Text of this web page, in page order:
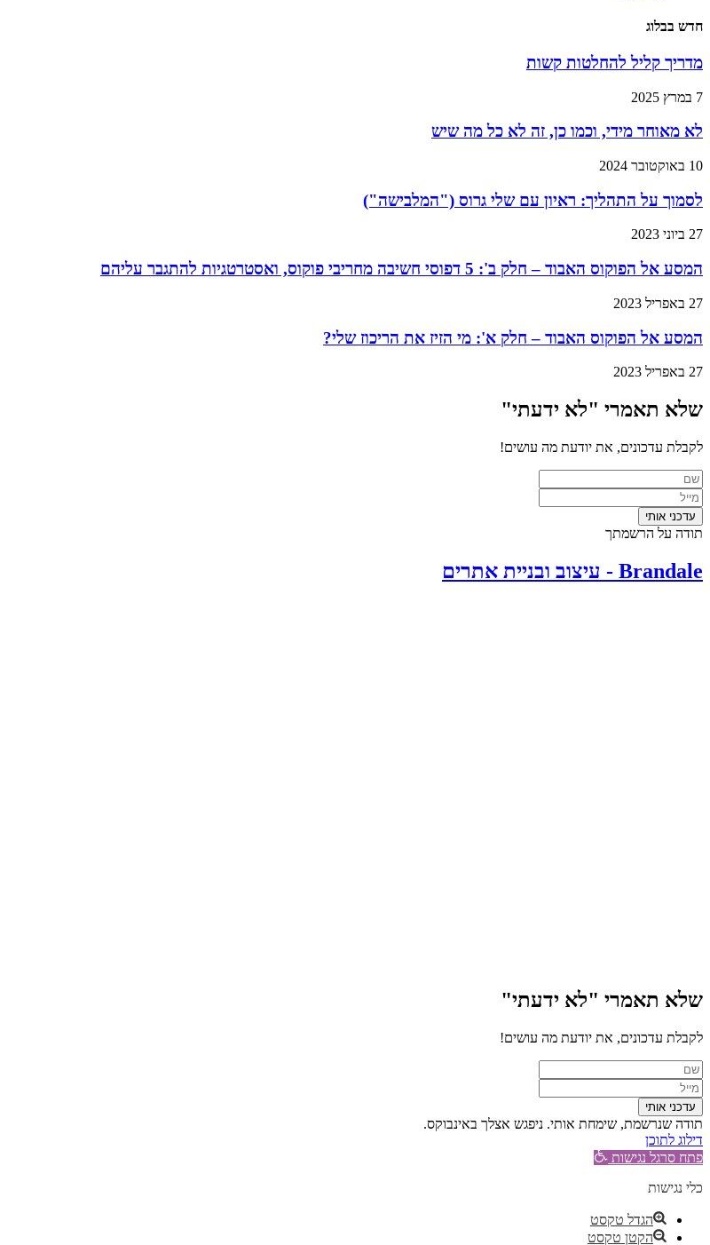
חדש בבלוג
מדריך קליל להחלטות קשות
7 במרץ 2025
לא מאוחר מידי, וכמו כן, זה לא כל מה שיש
10 באוקטובר 2024
לסמוך על התהליך: ראיון עם שלי גרוס ("המלבישה")
27 ביוני 2023
המסע אל הפוקוס האבוד – חלק ב': 5 דפוסי חשיבה מחריבי פוקוס, ואסטרטגיות להתגבר עליהם
27 באפריל 2023
המסע אל הפוקוס האבוד – חלק א': מי הזיז את הריכוז שלי?
27 באפריל 2023
שלא תאמרי "לא ידעתי"​
לקבלת עדכונים, את יודעת מה עושים!
תודה על הרשמתך
Brandale - עיצוב ובניית אתרים
שלא תאמרי "לא ידעתי"
לקבלת עדכונים, את יודעת מה עושים!
תודה שנרשמת, שימחת אותי. ניפגש אצלך באינבוקס.
דילוג לתוכן
פתח סרגל נגישות
כלי נגישות
הגדל טקסט
הקטן טקסט